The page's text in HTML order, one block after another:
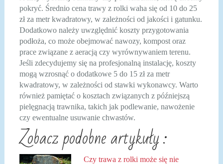
pokryć. Średnio cena trawy z rolki waha się od 10 do 25
zł za metr kwadratowy, w zależności od jakości i gatunku.
Dodatkowo należy uwzględnić koszty przygotowania
podłoża, co może obejmować nawozy, kompost oraz
prace związane z aeracją czy wyrównywaniem terenu.
Jeśli zdecydujemy się na profesjonalną instalację, koszty
mogą wzrosnąć o dodatkowe 5 do 15 zł za metr
kwadratowy, w zależności od stawki wykonawcy. Warto
również pamiętać o kosztach związanych z późniejszą
pielęgnacją trawnika, takich jak podlewanie, nawożenie
czy ewentualne usuwanie chwastów.
Zobacz podobne artykuły :
Czy trawa z rolki może się nie